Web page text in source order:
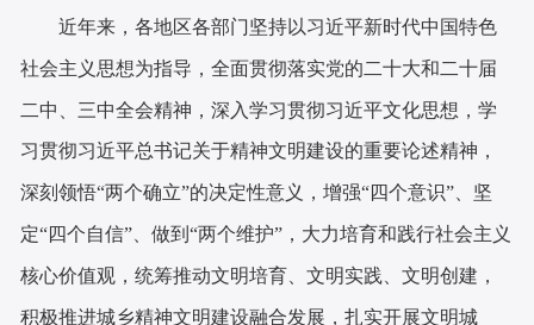
近年来，各地区各部门坚持以习近平新时代中国特色
社会主义思想为指导，全面贯彻落实党的二十大和二十届
二中、三中全会精神，深入学习贯彻习近平文化思想，学
习贯彻习近平总书记关于精神文明建设的重要论述精神，
深刻领悟“两个确立”的决定性意义，增强“四个意识”、坚
定“四个自信”、做到“两个维护”，大力培育和践行社会主义
核心价值观，统筹推动文明培育、文明实践、文明创建，
积极推进城乡精神文明建设融合发展，扎实开展文明城